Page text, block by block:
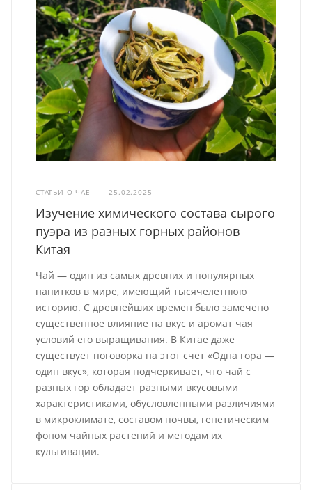
СТАТЬИ О ЧАЕ — 25.02.2025
Изучение химического состава сырого
пуэра из разных горных районов
Китая
Чай — один из самых древних и популярных
напитков в мире, имеющий тысячелетнюю
историю. С древнейших времен было замечено
существенное влияние на вкус и аромат чая
условий его выращивания. В Китае даже
существует поговорка на этот счет «Одна гора —
один вкус», которая подчеркивает, что чай с
разных гор обладает разными вкусовыми
характеристиками, обусловленными различиями
в микроклимате, составом почвы, генетическим
фоном чайных растений и методам их
культивации.